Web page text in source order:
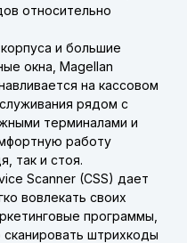
относительно
и большие
окна, Magellan
на кассовом
рядом с
терминалами и
работу
так и стоя.
Scanner (CSS) дает
вовлекать своих
программы,
штрихкоды